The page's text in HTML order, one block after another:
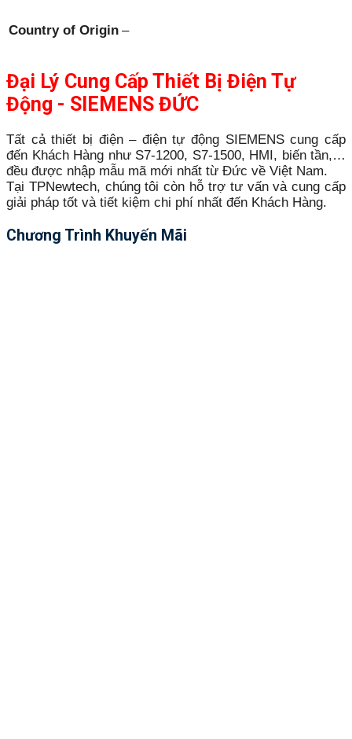
Country of Origin –
Đại Lý Cung Cấp Thiết Bị Điện Tự
Động - SIEMENS ĐỨC
Tất cả thiết bị điện – điện tự động SIEMENS cung cấp
đến Khách Hàng như S7-1200, S7-1500, HMI, biến tần,…
đều được nhập mẫu mã mới nhất từ Đức về Việt Nam.
Tại TPNewtech, chúng tôi còn hỗ trợ tư vấn và cung cấp
giải pháp tốt và tiết kiệm chi phí nhất đến Khách Hàng.
Chương Trình Khuyến Mãi